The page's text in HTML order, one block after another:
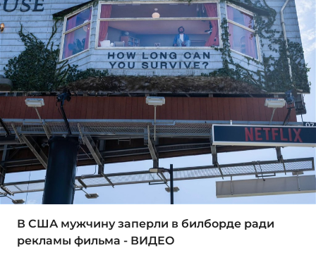
В США мужчину заперли в билборде ради
рекламы фильма - ВИДЕО